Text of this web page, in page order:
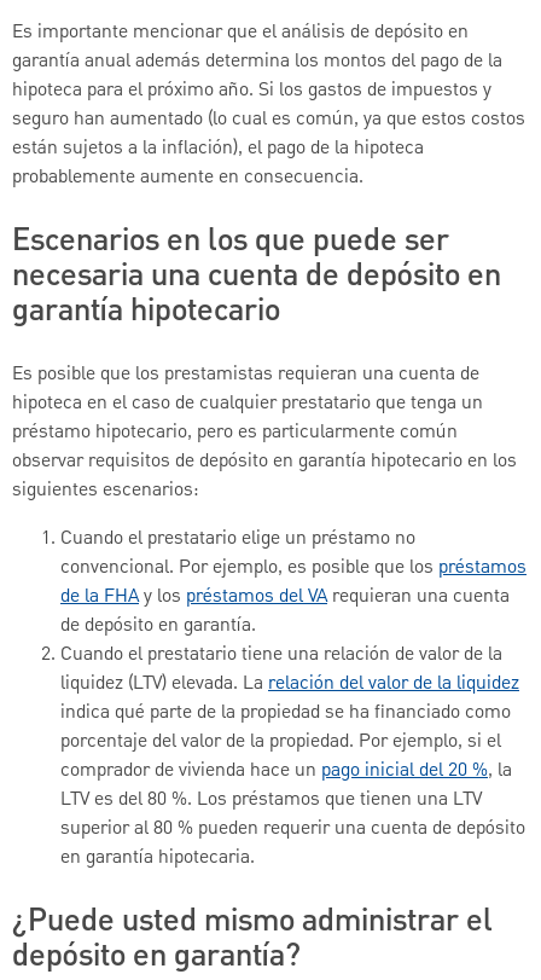
Es importante mencionar que el análisis de depósito en
garantía anual además determina los montos del pago de la
hipoteca para el próximo año. Si los gastos de impuestos y
seguro han aumentado (lo cual es común, ya que estos costos
están sujetos a la inflación), el pago de la hipoteca
probablemente aumente en consecuencia.
Escenarios en los que puede ser
necesaria una cuenta de depósito en
garantía hipotecario
Es posible que los prestamistas requieran una cuenta de
hipoteca en el caso de cualquier prestatario que tenga un
préstamo hipotecario, pero es particularmente común
observar requisitos de depósito en garantía hipotecario en los
siguientes escenarios:
Cuando el prestatario elige un préstamo no
convencional. Por ejemplo, es posible que los préstamos
de la FHAy los préstamos del VArequieran una cuenta
de depósito en garantía.
Cuando el prestatario tiene una relación de valor de la
liquidez (LTV) elevada. La relación del valor de la liquidez
indica qué parte de la propiedad se ha financiado como
porcentaje del valor de la propiedad. Por ejemplo, si el
comprador de vivienda hace un pago inicial del 20 %, la
LTV es del 80 %. Los préstamos que tienen una LTV
superior al 80 % pueden requerir una cuenta de depósito
en garantía hipotecaria.
¿Puede usted mismo administrar el
depósito en garantía?